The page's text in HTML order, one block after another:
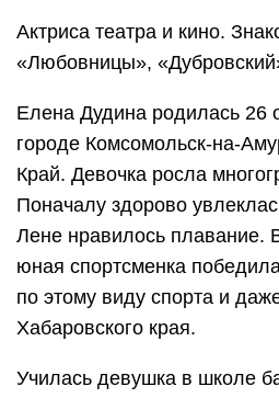
Актриса театра и кино.
«Любовницы»,
Елена Дудина родилась 26
городе Комсомольск-на-
Край. Девочка росла
Поначалу здорово
Лене нравилось плавание.
юная спортсменка
по этому виду спорта и
Хабаровского края.
Училась девушка в школе